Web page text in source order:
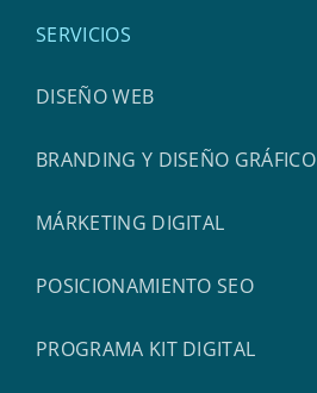
SERVICIOS
DISEÑO WEB
BRANDING Y DISEÑO GRÁFICO
MÁRKETING DIGITAL
POSICIONAMIENTO SEO
PROGRAMA KIT DIGITAL